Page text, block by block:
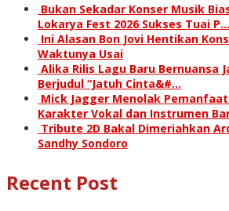
Bukan Sekadar Konser Musik
Lokarya Fest 2026 Sukses Tuai P…
Ini Alasan Bon Jovi Hentikan
Waktunya Usai
Alika Rilis Lagu Baru Bernuansa
Berjudul “Jatuh Cinta&#…
Mick Jagger Menolak
Karakter Vokal dan Instrumen
Tribute 2D Bakal Dimeriahkan
Sandhy Sondoro
Recent Post